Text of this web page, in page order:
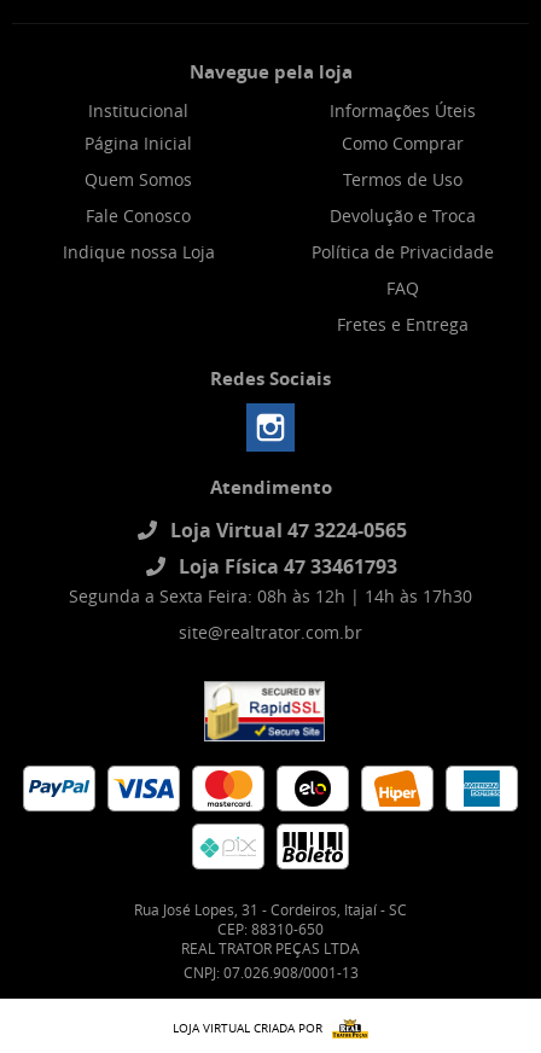
Navegue pela loja
Institucional
Página Inicial
Quem Somos
Fale Conosco
Indique nossa Loja
Informações Úteis
Como Comprar
Termos de Uso
Devolução e Troca
Política de Privacidade
FAQ
Fretes e Entrega
Redes Sociais
Atendimento
Loja Virtual 47 3224-0565
Loja Física 47 33461793
Segunda a Sexta Feira: 08h às 12h | 14h às 17h30
site@realtrator.com.br
Rua José Lopes, 31 -Cordeiros, Itajaí-SC
CEP: 88310-650
REAL TRATOR PEÇAS LTDA
CNPJ: 07.026.908/0001-13
LOJA VIRTUAL CRIADA POR